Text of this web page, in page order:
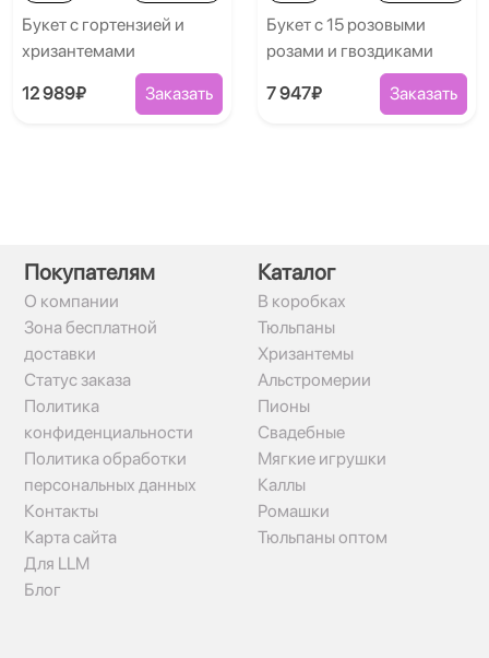
Букет с гортензией и
хризантемами
12 989₽ Заказать
Букет с 15 розовыми
розами и гвоздиками
7 947₽ Заказать
Покупателям
О компании
Зона бесплатной
доставки
Статус заказа
Политика
конфиденциальности
Политика обработки
персональных данных
Контакты
Карта сайта
Для LLM
Блог
Каталог
В коробках
Тюльпаны
Хризантемы
Альстромерии
Пионы
Свадебные
Мягкие игрушки
Каллы
Ромашки
Тюльпаны оптом